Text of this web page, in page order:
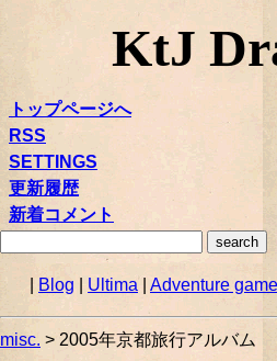
KtJ
トップページへ
RSS
SETTINGS
更新履歴
新着コメント
Blog Ultima| Adventure
misc. > 2005年京都旅行アルバム